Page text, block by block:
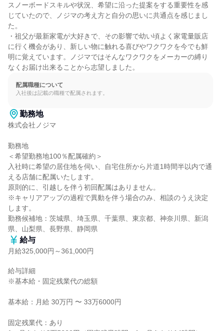
スノーボードスキルや状況、希望に沿った提案をする重要性を感
じていたので、ノジマの考え方と自分の思いに共通点を感じまし
た。
・祖父が最新家電が大好きで、その影響で幼い頃よく家電量販店
に行く機会があり、新しい物に触れる喜びやワクワクを今でも鮮
明に覚えています。ノジマではそんなワクワクをメーカーの縛り
なくお届け出来ることから志望しました。
配属職種について
入社後は記載の職種で配属されます。
勤務地
株式会社ノジマ
勤務地
＜希望勤務地100％配属確約＞
入社時に希望の居住地を伺い、自宅住所から片道1時間半以内で通
える店舗に配属いたします。
原則的に、引越しを伴う初回配属はありません。
※キャリアアップの過程で異動を伴う場合のみ、相談のうえ決定
します。
勤務候補地：茨城県、埼玉県、千葉県、東京都、神奈川県、新潟
県、山梨県、長野県、静岡県
給与
月給325,000円～361,000円
給与詳細
※基本給・固定残業代の総額
基本給：月給 30万円 〜 33万6000円
固定残業代：あり